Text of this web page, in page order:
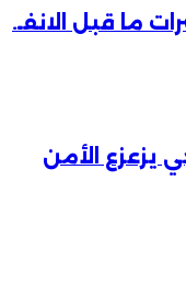
ما قبل الانفـ.
يزعزع الأمن